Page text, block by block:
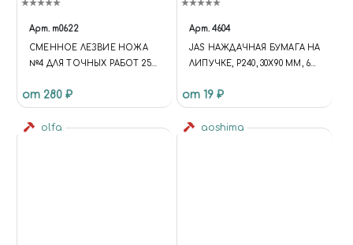
Арт. m0622
СМЕННОЕ ЛЕЗВИЕ НОЖА
№4 ДЛЯ ТОЧНЫХ РАБОТ 25
от 280 ₽
Арт. 4604
JAS НАЖДАЧНАЯ БУМАГА НА
ЛИПУЧКЕ, P240, 30X90 ММ, 6
от 19 ₽
olfa aoshima